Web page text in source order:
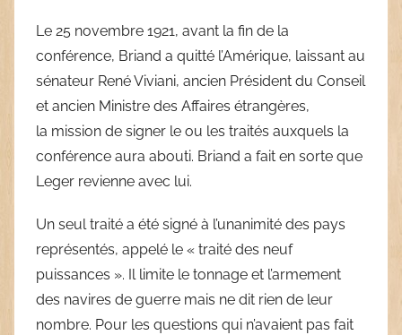
Le 25 novembre 1921, avant la fin de la
conférence, Briand a quitté l’Amérique, laissant au
sénateur René Viviani, ancien Président du Conseil
et ancien Ministre des Affaires étrangères,
la mission de signer le ou les traités auxquels la
conférence aura abouti. Briand a fait en sorte que
Leger revienne avec lui.
Un seul traité a été signé à l’unanimité des pays
représentés, appelé le « traité des neuf
puissances ». Il limite le tonnage et l’armement
des navires de guerre mais ne dit rien de leur
nombre. Pour les questions qui n’avaient pas fait